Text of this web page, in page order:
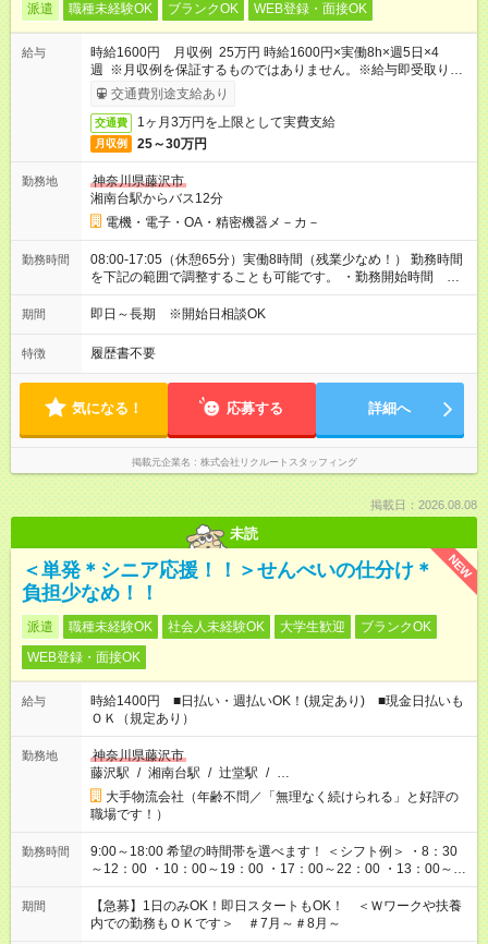
派遣 職種未経験OK ブランクOK WEB登録・面接OK
給与
時給1600円 月収例 25万円 時給1600円×実働8h×週5日×4
週 ※月収例を保証するものではありません。※給与即受取りサ
ービス利用可（利用条件有）
交通費別途支給あり
交通費 1ヶ月3万円を上限として実費支給
月収例 25～30万円
勤務地
神奈川県藤沢市
湘南台駅からバス12分
電機・電子・OA・精密機器メ－カ－
勤務時間
08:00-17:05（休憩65分）実働8時間（残業少なめ！） 勤務時間
を下記の範囲で調整することも可能です。 ・勤務開始時間
08:00～09:00 ・勤務終了時間 16:00～17:05 ・実働 05:55～
08:00
期間 即日～長期 ※開始日相談OK
特徴 履歴書不要
気になる！ 応募する 詳細へ
掲載元企業名 株式会社リクルートスタッフィング
掲載日：2026.08.08
未読
NEW
＜単発＊シニア応援！！＞せんべいの仕分け＊
負担少なめ！！
派遣 職種未経験OK 社会人未経験OK 大学生歓迎
ブランクOK
WEB登録・面接OK
給与
時給1400円 ■日払い・週払いOK！(規定あり) ■現金日払いも
ＯＫ（規定あり）
勤務地
神奈川県藤沢市
藤沢駅 / 湘南台駅 / 辻堂駅 / …
大手物流会社（年齢不問／「無理なく続けられる」と好評の
職場です！）
勤務時間
9:00～18:00 希望の時間帯を選べます！ ＜シフト例＞ ・8：30
～12：00 ・10：00～19：00 ・17：00～22：00 ・13：00～
22：00 ・22：00～翌6：00 など
期間
【急募】1日のみOK！即日スタートもOK！ ＜Ｗワークや扶養
内での勤務もＯＫです＞ ＃7月～＃8月～